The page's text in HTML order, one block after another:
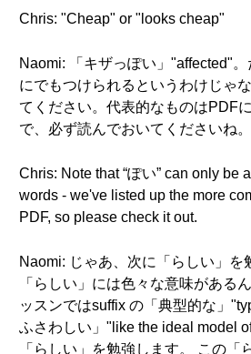
Chris: "Cheap" or "looks cheap"
Naomi: 「キザっぽい」"affected"
にでもつけられるというわけじゃ
てください。代表的なものはPDF
で、必ず読んでおいてくださいね。
Chris: Note that “ぽい” can only be
words - we've listed up the more
PDF, so please check it out.
Naomi: じゃあ、次に「らしい」を
「らしい」には色々な意味がある
ッスンではsuffix の「典型的な」
ふさわしい」"like the ideal model
「らしい」を勉強します。 この「